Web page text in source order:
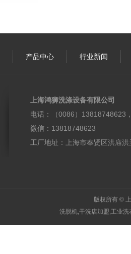
产品中心 行业新闻
上海鸿狮洗涤设备有限公司
电话：（0086）13818748623
微信：13818748623
工厂地址：上海市奉贤区洪庙
版权所有© 上
洗脱机,干洗店加盟,工业